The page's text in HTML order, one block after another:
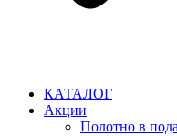
КАТАЛОГ
Акции
Полотно в